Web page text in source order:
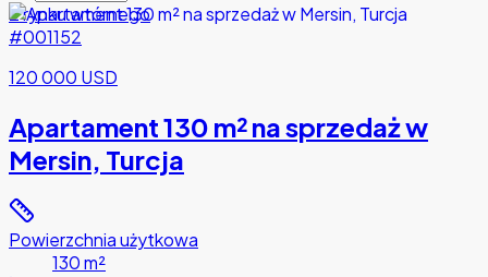
Z rynku wtórnego
#001152
120 000 USD
Apartament 130 m² na sprzedaż w
Mersin, Turcja
Powierzchnia użytkowa
130 m²